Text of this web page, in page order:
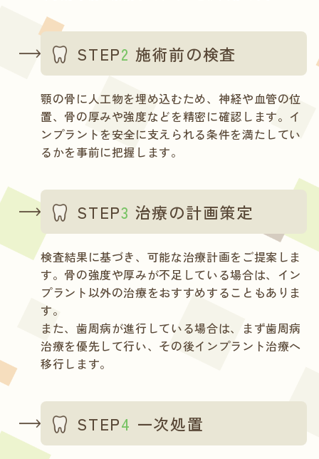
STEP2 施術前の検査
顎の骨に人工物を埋め込むため、神経や血管の位
置、骨の厚みや強度などを精密に確認します。イ
ンプラントを安全に支えられる条件を満たしてい
るかを事前に把握します。
STEP3 治療の計画策定
検査結果に基づき、可能な治療計画をご提案しま
す。骨の強度や厚みが不足している場合は、イン
プラント以外の治療をおすすめすることもありま
す。
また、歯周病が進行している場合は、まず歯周病
治療を優先して行い、その後インプラント治療へ
移行します。
STEP4 一次処置